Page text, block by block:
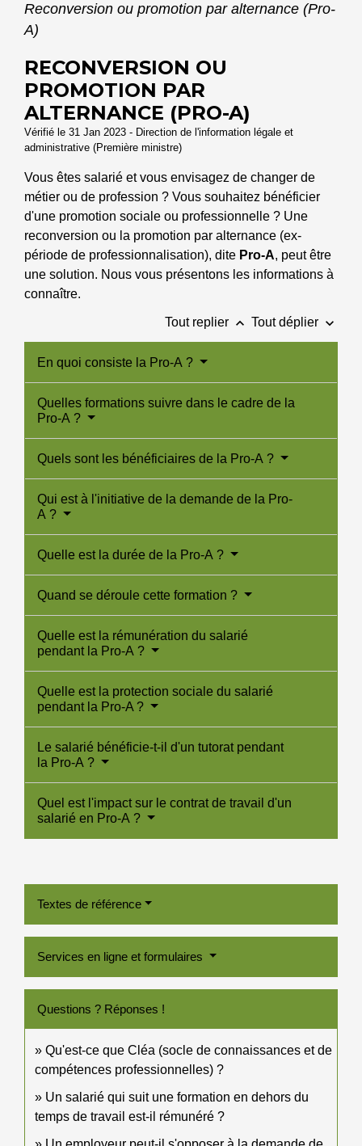
Reconversion ou promotion par alternance (Pro-
A)
RECONVERSION OU
PROMOTION PAR
ALTERNANCE (PRO-A)
Vérifié le 31 Jan 2023 - Direction de l'information légale et
administrative (Première ministre)
Vous êtes salarié et vous envisagez de changer de
métier ou de profession ? Vous souhaitez bénéficier
d'une promotion sociale ou professionnelle ? Une
reconversion ou la promotion par alternance (ex-
période de professionnalisation), dite Pro-A, peut être
une solution. Nous vous présentons les informations à
connaître.
Tout replier keyboard_arrow_up Tout déplier keyboard_arrow_down
En quoi consiste la Pro-A ?
Quelles formations suivre dans le cadre de la
Pro-A ?
Quels sont les bénéficiaires de la Pro-A ?
Qui est à l'initiative de la demande de la Pro-
A ?
Quelle est la durée de la Pro-A ?
Quand se déroule cette formation ?
Quelle est la rémunération du salarié
pendant la Pro-A ?
Quelle est la protection sociale du salarié
pendant la Pro-A ?
Le salarié bénéficie-t-il d'un tutorat pendant
la Pro-A ?
Quel est l'impact sur le contrat de travail d'un
salarié en Pro-A ?
Textes de référence
Services en ligne et formulaires
Questions ? Réponses !
Qu'est-ce que Cléa (socle de connaissances et de
compétences professionnelles) ?
Un salarié qui suit une formation en dehors du
temps de travail est-il rémunéré ?